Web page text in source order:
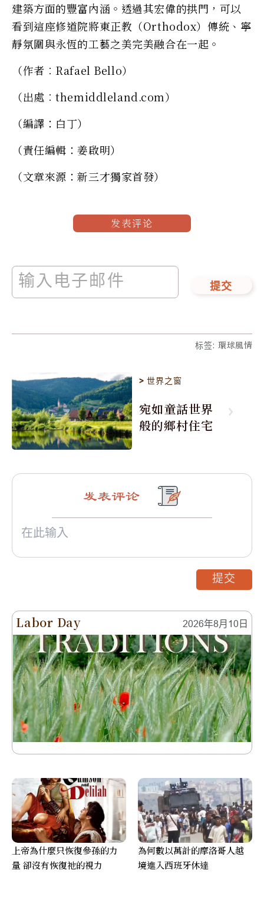
建築方面的豐富內涵。透過其宏偉的拱門，可以
看到這座修道院將東正教（Orthodox）傳統、寧
靜氛圍與永恆的工藝之美完美融合在一起。
（作者︰Rafael Bello）
（出處︰themiddleland.com）
（編譯：白丁）
（責任編輯：姜啟明）
（文章來源：新三才獨家首發）
发表评论
提交
标签: 環球風情
>世界之窗
宛如童話世界
般的鄉村住宅
Labor Day 2026年8月10日
发表评论
提交
上帝為什麼只恢復參孫的力
量 卻沒有恢復祂的視力
為何數以萬計的摩洛哥人越
境進入西班牙休達